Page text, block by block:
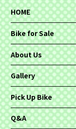
HOME
Bike for Sale
About Us
Gallery
Pick Up Bike
Q&A